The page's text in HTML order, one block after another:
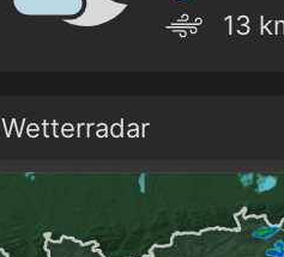
15. Aug. 16. Aug. 17.
13
Wetterradar